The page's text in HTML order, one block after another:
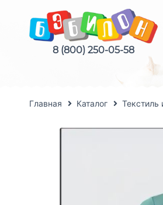
8 (800) 250-05-58
Главная Каталог